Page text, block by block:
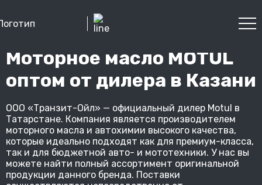
Моторное масло MOTUL
оптом от дилера в Казани
ООО «Транзит-Ойл» — официальный дилер Motul в
Татарстане. Компания является производителем
моторного масла и автохимии высокого качества,
которые идеально подходят как для премиум-класса,
так и для бюджетной авто- и мототехники. У нас вы
можете найти полный ассортимент оригинальной
продукции данного бренда. Поставки